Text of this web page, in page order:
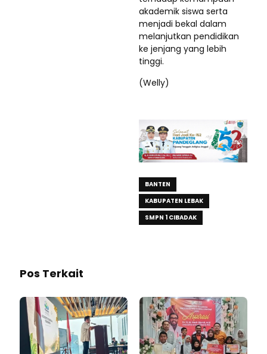
akademik siswa serta
menjadi bekal dalam
melanjutkan pendidikan
ke jenjang yang lebih
tinggi.
(Welly)
BANTEN
KABUPATEN LEBAK
SMPN 1 CIBADAK
Pos Terkait